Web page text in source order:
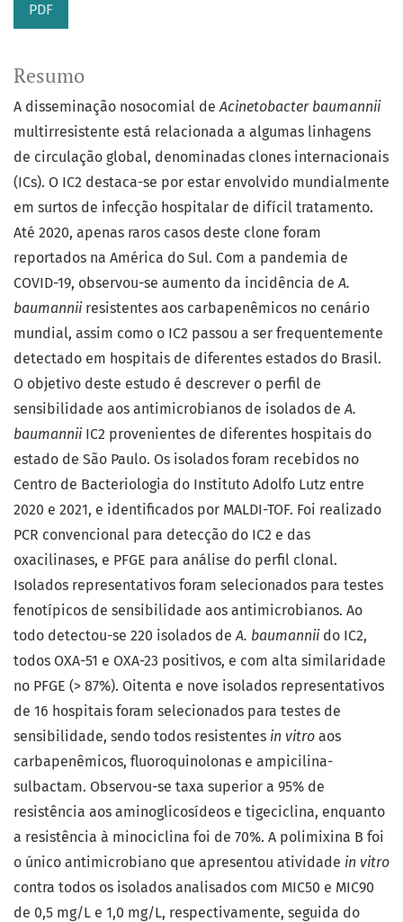
PDF
Resumo
A disseminação nosocomial deAcinetobacter baumannii
multirresistente está relacionada a algumas linhagens
de circulação global, denominadas clones internacionais
(ICs). O IC2 destaca-se por estar envolvido mundialmente
em surtos de infecção hospitalar de difícil tratamento.
Até 2020, apenas raros casos deste clone foram
reportados na América do Sul. Com a pandemia de
COVID-19, observou-se aumento da incidência deA.
baumannii resistentes aos carbapenêmicos no cenário
mundial, assim como o IC2 passou a ser frequentemente
detectado em hospitais de diferentes estados do Brasil.
O objetivo deste estudo é descrever o perfil de
sensibilidade aos antimicrobianos de isolados deA.
baumannii IC2 provenientes de diferentes hospitais do
estado de São Paulo. Os isolados foram recebidos no
Centro de Bacteriologia do Instituto Adolfo Lutz entre
2020 e 2021, e identificados por MALDI-TOF. Foi realizado
PCR convencional para detecção do IC2 e das
oxacilinases, e PFGE para análise do perfil clonal.
Isolados representativos foram selecionados para testes
fenotípicos de sensibilidade aos antimicrobianos. Ao
todo detectou-se 220 isolados deA. baumannii do IC2,
todos OXA-51 e OXA-23 positivos, e com alta similaridade
no PFGE (> 87%). Oitenta e nove isolados representativos
de 16 hospitais foram selecionados para testes de
sensibilidade, sendo todos resistentes in vitro aos
carbapenêmicos, fluoroquinolonas e ampicilina-
sulbactam. Observou-se taxa superior a 95% de
resistência aos aminoglicosídeos e tigeciclina, enquanto
a resistência à minociclina foi de 70%. A polimixina B foi
o único antimicrobiano que apresentou atividade in vitro
contra todos os isolados analisados com MIC50 e MIC90
de 0,5 mg/L e 1,0 mg/L, respectivamente, seguida do